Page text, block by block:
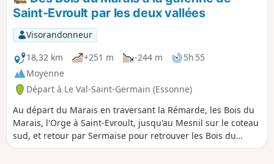
Saint-Evroult par les deux vallées
Visorandonneur
18,32 km
+251 m -244 m
5h 55
Moyenne
Départ à Le Val-Saint-Germain (Essonne)
Au départ du Marais en traversant la Rémarde, les Bois du
Marais, l'Orge à Saint-Evroult, jusqu'au Mesnil sur le coteau
sud, et retour par Sermaise pour retrouver les Bois du
Marais Alternance de bois, de villages, de lisières de